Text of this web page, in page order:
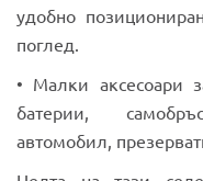
удобно
поглед.
• Малки аксесоари
батерии,
автомобил,